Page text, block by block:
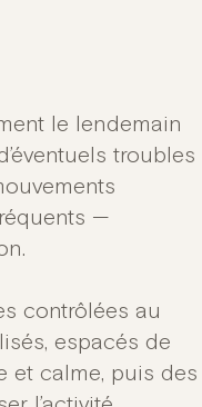
le lendemain
troubles
—
contrôlées au
espacés de
et calme, puis des